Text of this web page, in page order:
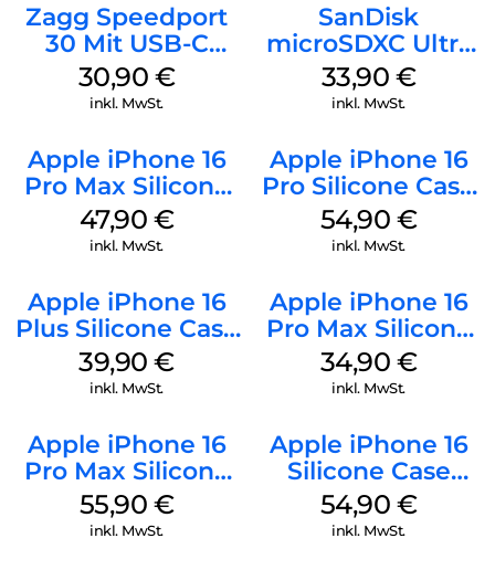
Zagg Speedport
30 Mit USB-C
Kabel Weiß
30,90 €
inkl. MwSt.
SanDisk
microSDXC Ultra
128 GB + Adapter
Mobile
33,90 €
inkl. MwSt.
Apple iPhone 16
Pro Max Silicone
Case MagSafe
Black
47,90 €
inkl. MwSt.
Apple iPhone 16
Pro Silicone Case
MagSafe Black
54,90 €
inkl. MwSt.
Apple iPhone 16
Plus Silicone Case
MagSafe Plum
39,90€
inkl. MwSt.
Apple iPhone 16
Pro Max Silicone
Case MagSafe
Denim
34,90 €
inkl. MwSt.
Apple iPhone 16
Pro Max Silicone
Case MagSafe
Stone Gray
55,90 €
inkl. MwSt.
Apple iPhone 16
Silicone Case
MagSafe Black
54,90 €
inkl. MwSt.